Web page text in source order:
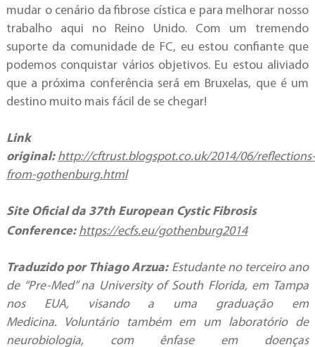
mudar o cenário da fibrose cística e para melhorar nosso
trabalho aqui no Reino Unido. Com um tremendo
suporte da comunidade de FC, eu estou confiante que
podemos conquistar vários objetivos. Eu estou aliviado
que a próxima conferência será em Bruxelas, que é um
destino muito mais fácil de se chegar!
Link
original: http://cftrust.blogspot.co.uk/2014/06/reflections-
from-gothenburg.html
Site Oficial da 37th European Cystic Fibrosis
Conference: https://ecfs.eu/gothenburg2014
Traduzido por ThiagoArzua:Estudante no terceiro ano
de “Pre-Med” na University of South Florida, em Tampa
nos EUA, visando a uma graduação em
Medicina. Voluntário também em um laboratório de
neurobiologia, com ênfase em doenças